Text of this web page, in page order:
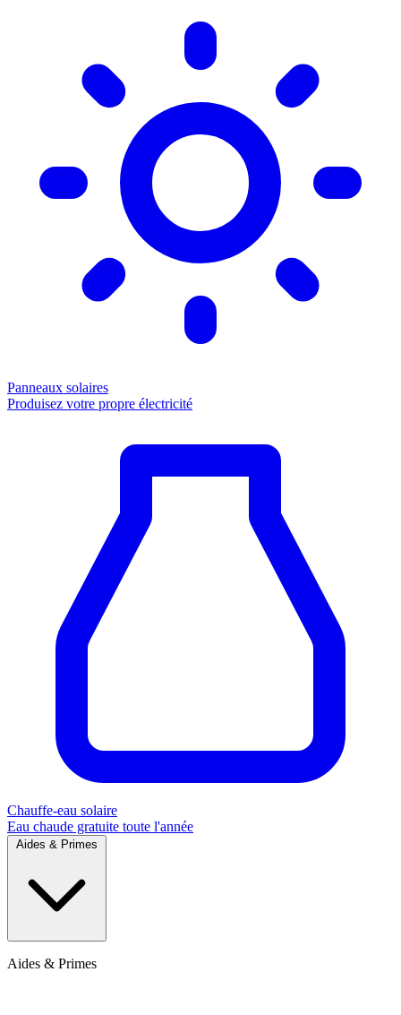
Panneaux solaires
Produisez votre propre électricité
Chauffe-eau solaire
Eau chaude gratuite toute l'année
Aides & Primes